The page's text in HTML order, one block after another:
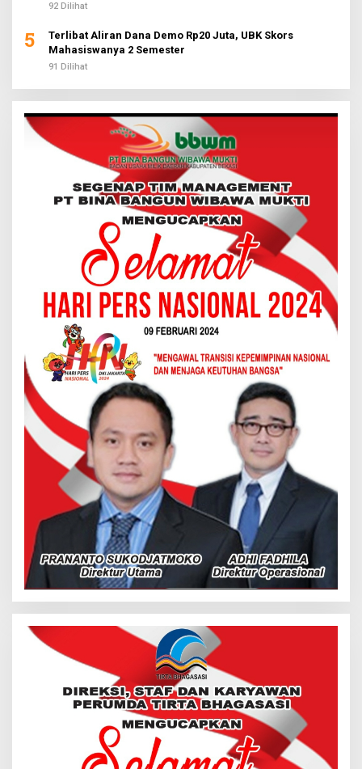
92 Dilihat
5
Terlibat Aliran Dana Demo Rp20 Juta, UBK Skors
Mahasiswanya 2 Semester
91 Dilihat